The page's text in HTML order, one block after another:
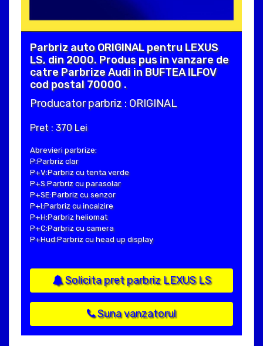
Parbriz auto ORIGINAL pentru LEXUS
LS, din 2000. Produs pus in vanzare de
catre Parbrize Audi in BUFTEA ILFOV
cod postal 70000 .
Producator parbriz : ORIGINAL
Pret : 370 Lei
Abrevieri parbrize:
P:Parbriz clar
P+V:Parbriz cu tenta verde
P+S:Parbriz cu parasolar
P+SE:Parbriz cu senzor
P+I:Parbriz cu incalzire
P+H:Parbriz heliomat
P+C:Parbriz cu camera
P+Hud:Parbriz cu head up display
Solicita pret parbriz LEXUS LS
Suna vanzatorul